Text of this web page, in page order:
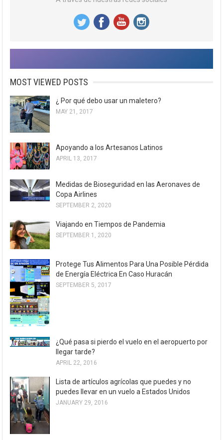
MOST VIEWED POSTS
¿ Por qué debo usar un maletero?
MAY 21, 2017
Apoyando a los Artesanos Latinos
APRIL 13, 2017
Medidas de Bioseguridad en las Aeronaves de
Copa Airlines
SEPTEMBER 2, 2020
Viajando en Tiempos de Pandemia
SEPTEMBER 1, 2020
Protege Tus Alimentos Para Una Posible Pérdida
de Energía Eléctrica En Caso Huracán
SEPTEMBER 5, 2017
¿Qué pasa si pierdo el vuelo en el aeropuerto por
llegar tarde?
APRIL 22, 2016
Lista de artículos agrícolas que puedes y no
puedes llevar en un vuelo a Estados Unidos
JANUARY 29, 2016